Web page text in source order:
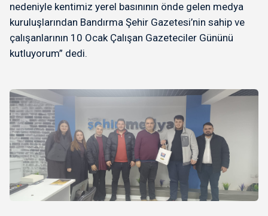
nedeniyle kentimiz yerel basınının önde gelen medya
kuruluşlarından Bandırma Şehir Gazetesi’nin sahip ve
çalışanlarının 10 Ocak Çalışan Gazeteciler Gününü
kutluyorum” dedi.